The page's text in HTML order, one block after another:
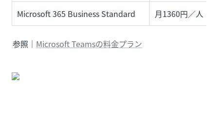
Microsoft 365 Business Standard 月1360円／人
参照｜ Microsoft Teamsの料金プラン